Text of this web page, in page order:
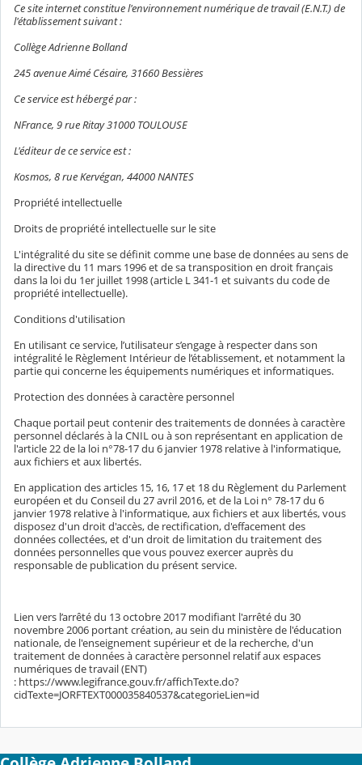
Ce site internet constitue l'environnement numérique de travail (E.N.T.) de
l'établissement suivant :
Collège Adrienne Bolland
245 avenue Aimé Césaire, 31660 Bessières
Ce service est hébergé par :
NFrance, 9 rue Ritay 31000 TOULOUSE
L'éditeur de ce service est :
Kosmos, 8 rue Kervégan, 44000 NANTES
Propriété intellectuelle
Droits de propriété intellectuelle sur le site
L'intégralité du site se définit comme une base de données au sens de
la directive du 11 mars 1996 et de sa transposition en droit français
dans la loi du 1er juillet 1998 (article L 341-1 et suivants du code de
propriété intellectuelle).
Conditions d'utilisation
En utilisant ce service, l’utilisateur s’engage à respecter dans son
intégralité le Règlement Intérieur de l’établissement, et notamment la
partie qui concerne les équipements numériques et informatiques.
Protection des données à caractère personnel
Chaque portail peut contenir des traitements de données à caractère
personnel déclarés à la CNIL ou à son représentant en application de
l'article 22 de la loi n°78-17 du 6 janvier 1978 relative à l'informatique,
aux fichiers et aux libertés.
En application des articles 15, 16, 17 et 18 du Règlement du Parlement
européen et du Conseil du 27 avril 2016, et de la Loi n° 78-17 du 6
janvier 1978 relative à l'informatique, aux fichiers et aux libertés, vous
disposez d'un droit d'accès, de rectification, d'effacement des
données collectées, et d'un droit de limitation du traitement des
données personnelles que vous pouvez exercer auprès du
responsable de publication du présent service.
Lien vers l’arrêté du 13 octobre 2017 modifiant l'arrêté du 30
novembre 2006 portant création, au sein du ministère de l'éducation
nationale, de l'enseignement supérieur et de la recherche, d'un
traitement de données à caractère personnel relatif aux espaces
numériques de travail (ENT)
: https://www.legifrance.gouv.fr/affichTexte.do?
cidTexte=JORFTEXT000035840537&categorieLien=id